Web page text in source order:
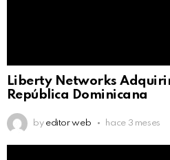
Liberty Networks
República Dominicana
by editor web hace 3 meses